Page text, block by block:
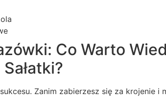
Co Warto
Zanim zabierzesz się za krojenie i